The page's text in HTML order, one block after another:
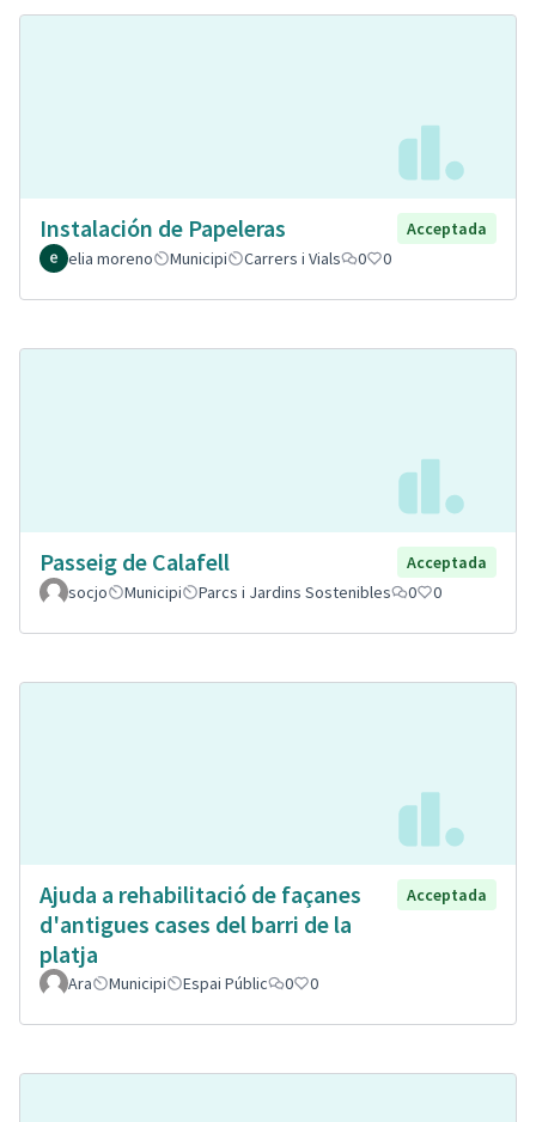
Instalación de Papeleras
Acceptada
elia moreno
Municipi Carrers i Vials 0 0
Passeig de Calafell
Acceptada
socjo
Municipi Parcs i Jardins Sostenibles 0 0
Ajuda a rehabilitació de façanes
d'antigues cases del barri de la
platja
Acceptada
Ara Municipi Espai Públic 0 0